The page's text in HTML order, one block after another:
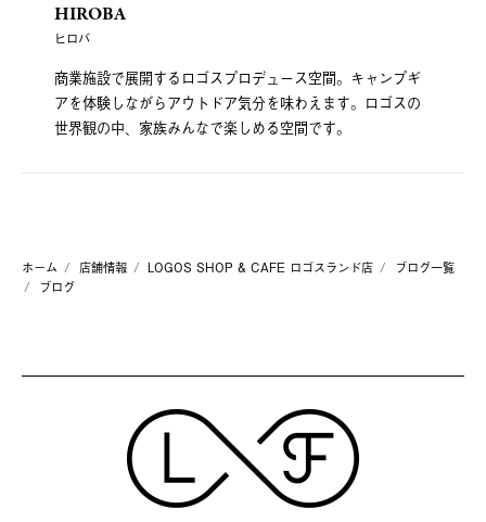
HIROBA
ヒロバ
商業施設で展開するロゴスプロデュース空間。キャンプギ
アを体験しながらアウトドア気分を味わえます。ロゴスの
世界観の中、家族みんなで楽しめる空間です。
ホーム 店舗情報 LOGOS SHOP & CAFE ロゴスランド店
ブログ一覧
ブログ